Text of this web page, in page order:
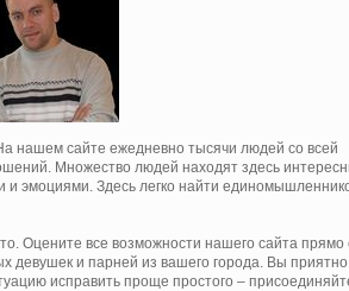
нашем сайте ежедневно тысячи людей со всей
Множество людей находят здесь
и эмоциями. Здесь легко найти
Оцените все возможности нашего сайта прямо
девушек и парней из вашего города. Вы приятно
исправить проще простого –